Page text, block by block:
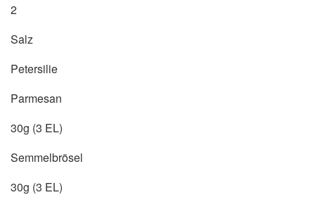
2
Salz
Petersilie
Parmesan
30g (3 EL)
Semmelbrösel
30g (3 EL)